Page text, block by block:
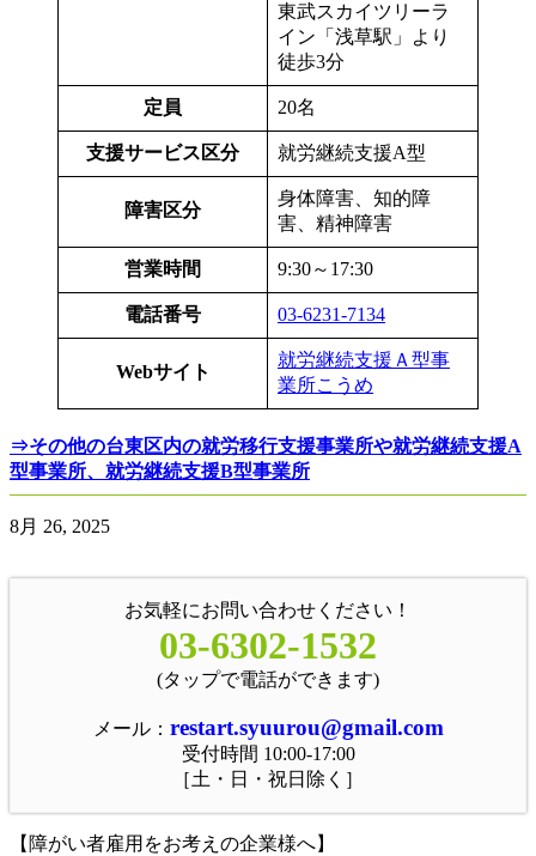
東武スカイツリーラ
イン「浅草駅」より
徒歩3分
定員 20名
支援サービス区分 就労継続支援A型
障害区分
身体障害、知的障
害、精神障害
営業時間 9:30～17:30
電話番号 03-6231-7134
Webサイト
就労継続支援Ａ型事
業所こうめ
⇒その他の台東区内の就労移行支援事業所や就労継続支援A
型事業所、就労継続支援B型事業所
8月 26, 2025
お気軽にお問い合わせください！
03-6302-1532
(タップで電話ができます)
メール： restart.syuurou@gmail.com
受付時間 10:00-17:00
［土・日・祝日除く］
【障がい者雇用をお考えの企業様へ】